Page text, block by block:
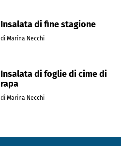
Insalata di fine stagione
di Marina Necchi
Insalata di foglie di cime di
rapa
di Marina Necchi